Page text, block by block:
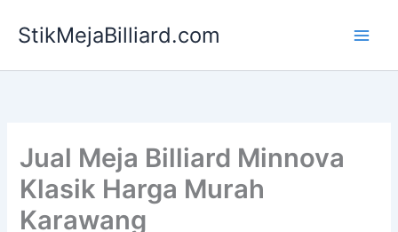
StikMejaBilliard.com
Jual Meja Billiard Minnova
Klasik Harga Murah
Karawang